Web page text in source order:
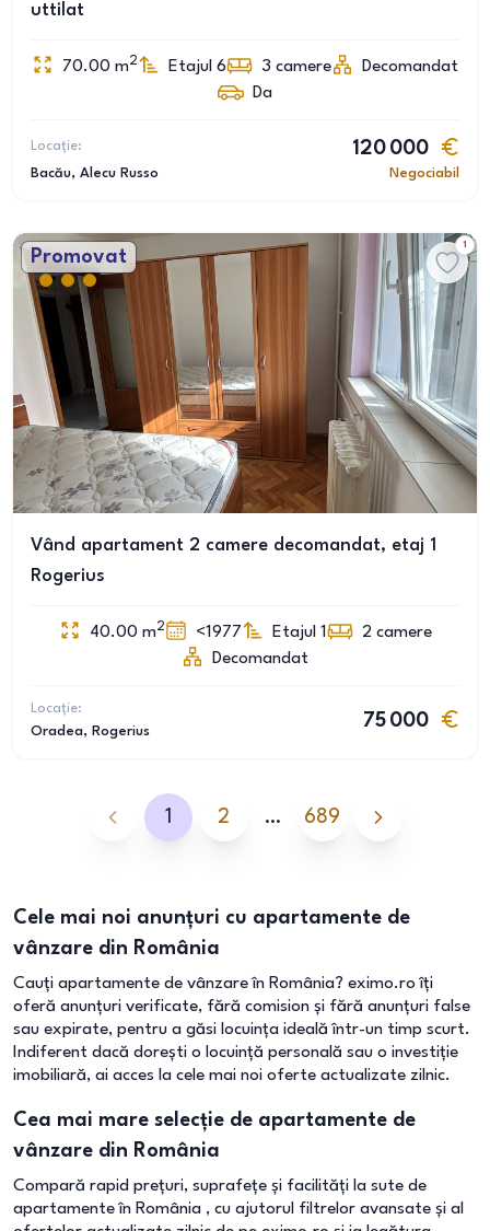
uttilat
70.00 m2 Etajul 6 3 camere
Decomandat
Da
Locație:
Bacău, Alecu Russo
120 000
Negociabil
Promovat
1
Vând apartament 2 camere decomandat, etaj 1
Rogerius
40.00 m2 <1977 Etajul 1 2 camere
Decomandat
Locație:
Oradea, Rogerius
75 000
1 2 … 689
Cele mai noi anunțuri cu apartamente de
vânzare din România
Cauți apartamente de vânzare în România? eximo.ro îți
oferă anunțuri verificate, fără comision și fără anunțuri false
sau expirate, pentru a găsi locuința ideală într-un timp scurt.
Indiferent dacă dorești o locuință personală sau o investiție
imobiliară, ai acces la cele mai noi oferte actualizate zilnic.
Cea mai mare selecție de apartamente de
vânzare din România
Compară rapid prețuri, suprafețe și facilități la sute de
apartamente în România , cu ajutorul filtrelor avansate și al